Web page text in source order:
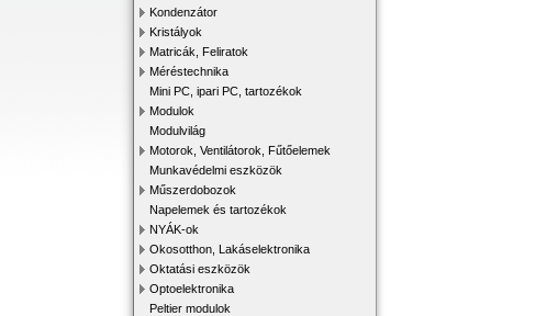
Kondenzátor
Kristályok
Matricák, Feliratok
Méréstechnika
Mini PC, ipari PC, tartozékok
Modulok
Modulvilág
Motorok, Ventilátorok, Fűtőelemek
Munkavédelmi eszközök
Műszerdobozok
Napelemek és tartozékok
NYÁK-ok
Okosotthon, Lakáselektronika
Oktatási eszközök
Optoelektronika
Peltier modulok